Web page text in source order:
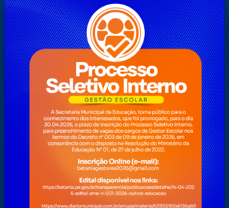
Formulário de cadastramento para Transporte Escolar
Universitário/Ensino Técnico
Glossário
História
Início
Legislação
Licitações Fundo Municipal de Assistência Social
Licitações Fundo Municipal de Saúde
Licitações Prefeitura
Mapa do Site
Nota Fiscal Eletrônica
Notícias
O Prefeito
Perguntas Frequentes
Pesquisa
Pesquisas